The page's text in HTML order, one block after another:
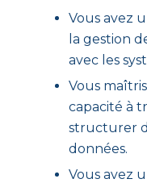
Vous avez
la gestion
avec les
Vous
capacité à
structurer
données.
Vous avez